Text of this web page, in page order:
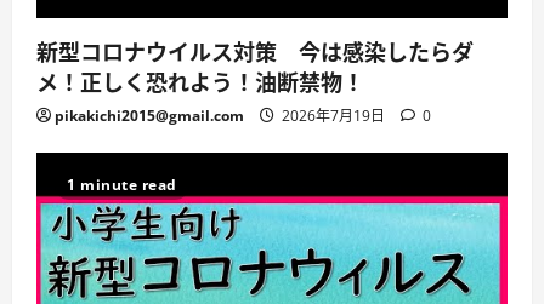
新型コロナウイルス対策 今は感染したらダ
メ！正しく恐れよう！油断禁物！
pikakichi2015@gmail.com 2026年7月19日 0
1 minute read